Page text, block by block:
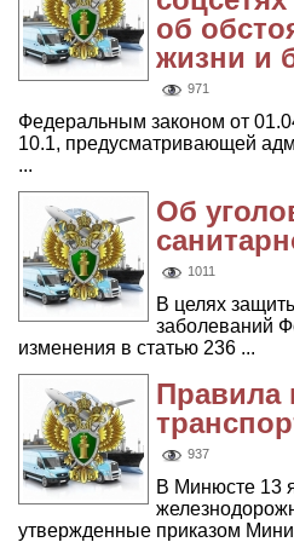
об
жизни и
971
Федеральным законом от
10.1, предусматривающей
...
Об
1011
В целях
заболеваний
изменения в статью 236 ...
Правила
937
В Минюсте 13
утвержденные приказом